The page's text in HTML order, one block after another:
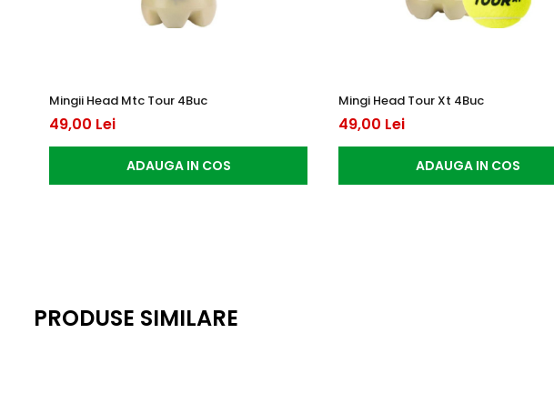
Mingii Head Mtc Tour 4Buc
49,00 Lei
ADAUGA IN COS
Mingi Head Tour Xt 4Buc
49,00 Lei
ADAUGA IN COS
PRODUSE SIMILARE